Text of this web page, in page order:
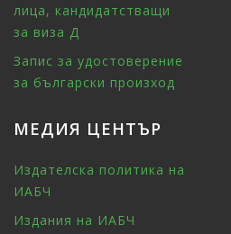
лица, кандидатстващи
за виза Д
Запис за удостоверение
за български произход
МЕДИЯ ЦЕНТЪР
Издателска политика на
ИАБЧ
Издания на ИАБЧ